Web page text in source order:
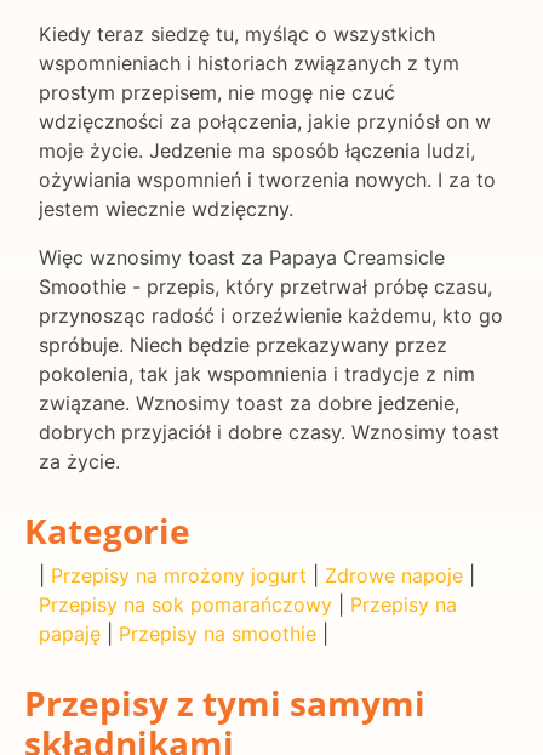
Kiedy teraz siedzę tu, myśląc o wszystkich
wspomnieniach i historiach związanych z tym
prostym przepisem, nie mogę nie czuć
wdzięczności za połączenia, jakie przyniósł on w
moje życie. Jedzenie ma sposób łączenia ludzi,
ożywiania wspomnień i tworzenia nowych. I za to
jestem wiecznie wdzięczny.
Więc wznosimy toast za Papaya Creamsicle
Smoothie - przepis, który przetrwał próbę czasu,
przynosząc radość i orzeźwienie każdemu, kto go
spróbuje. Niech będzie przekazywany przez
pokolenia, tak jak wspomnienia i tradycje z nim
związane. Wznosimy toast za dobre jedzenie,
dobrych przyjaciół i dobre czasy. Wznosimy toast
za życie.
Kategorie
Przepisy na mrożony jogurt Zdrowe napoje
Przepisy na sok pomarańczowy
Przepisy na
papaję
Przepisy na smoothie
Przepisy z tymi samymi
składnikami